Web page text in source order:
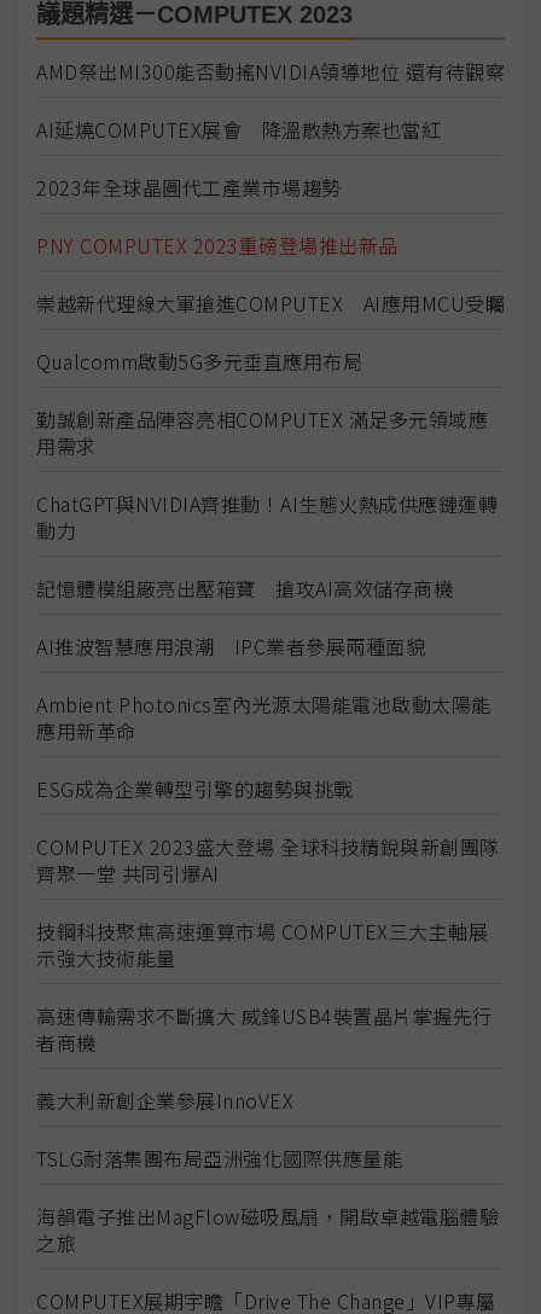
議題精選－COMPUTEX 2023
AMD祭出MI300能否動搖NVIDIA領導地位 還有待觀察
AI延燒COMPUTEX展會 降溫散熱方案也當紅
2023年全球晶圓代工產業市場趨勢
PNY COMPUTEX 2023重磅登場推出新品
崇越新代理線大軍搶進COMPUTEX AI應用MCU受矚
Qualcomm啟動5G多元垂直應用布局
勤誠創新產品陣容亮相COMPUTEX 滿足多元領域應
用需求
ChatGPT與NVIDIA齊推動！AI生態火熱成供應鏈運轉
動力
記憶體模組廠亮出壓箱寶 搶攻AI高效儲存商機
AI推波智慧應用浪潮 IPC業者參展兩種面貌
Ambient Photonics室內光源太陽能電池啟動太陽能
應用新革命
ESG成為企業轉型引擎的趨勢與挑戰
COMPUTEX 2023盛大登場 全球科技精銳與新創團隊
齊聚一堂 共同引爆AI
技鋼科技聚焦高速運算市場 COMPUTEX三大主軸展
示強大技術能量
高速傳輸需求不斷擴大 威鋒USB4裝置晶片掌握先行
者商機
義大利新創企業參展InnoVEX
TSLG耐落集團布局亞洲強化國際供應量能
海韻電子推出MagFlow磁吸風扇，開啟卓越電腦體驗
之旅
COMPUTEX展期宇瞻「Drive The Change」VIP專屬